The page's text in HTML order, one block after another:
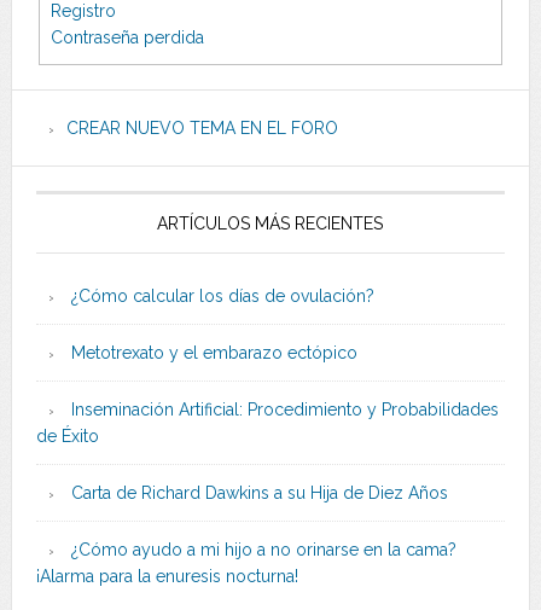
Registro
Contraseña perdida
CREAR NUEVO TEMA EN EL FORO
ARTÍCULOS MÁS RECIENTES
¿Cómo calcular los días de ovulación?
Metotrexato y el embarazo ectópico
Inseminación Artificial: Procedimiento y Probabilidades
de Éxito
Carta de Richard Dawkins a su Hija de Diez Años
¿Cómo ayudo a mi hijo a no orinarse en la cama?
¡Alarma para la enuresis nocturna!